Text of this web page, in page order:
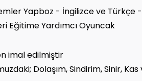
Yapboz - İngilizce ve Türkçe -
Eğitime Yardımcı Oyuncak
imal edilmiştir
Dolaşım, Sindirim, Sinir,